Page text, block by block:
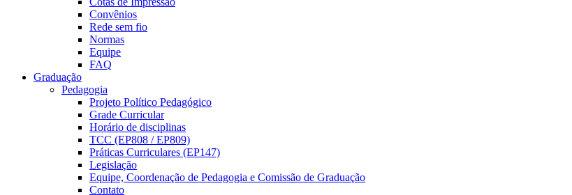
Convênios
Rede sem fio
Normas
Equipe
FAQ
Graduação
Pedagogia
Projeto Político Pedagógico
Grade Curricular
Horário de disciplinas
TCC (EP808 / EP809)
Práticas Curriculares (EP147)
Legislação
Equipe, Coordenação de Pedagogia e Comissão de Graduação
Contato